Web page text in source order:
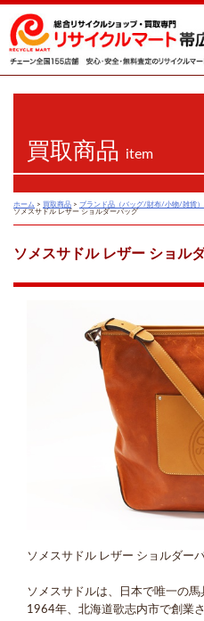
買取商品 item
ホーム > 買取商品 > ブランド品（バッグ/財布/小物/雑貨）
ソメスサドル レザー ショルダーバッグ
ソメスサドル レザー ショル
ソメスサドル レザー ショルダー
ソメスサドルは、日本で唯一の馬
1964年、北海道歌志内市で創業さ